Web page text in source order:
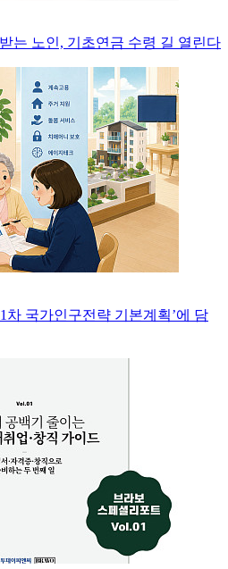
는 노인, 기초연금 수령 길 열린다
차 국가인구전략 기본계획’에 담